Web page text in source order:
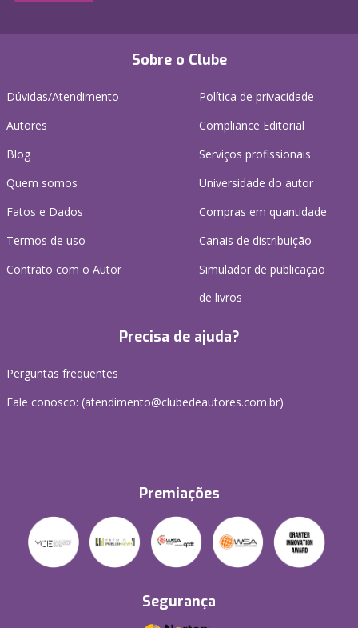
Sobre o Clube
Dúvidas/Atendimento
Autores
Blog
Quem somos
Fatos e Dados
Termos de uso
Contrato com o Autor
Política de privacidade
Compliance Editorial
Serviços profissionais
Universidade do autor
Compras em quantidade
Canais de distribuição
Simulador de publicação
de livros
Precisa de ajuda?
Perguntas frequentes
Fale conosco: (atendimento@clubedeautores.com.br)
Premiações
Segurança